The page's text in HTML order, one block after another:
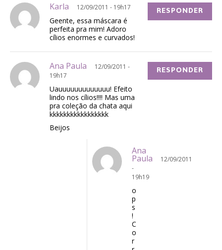
Karla 12/09/2011 - 19h17
Geente, essa máscara é
perfeita pra mim! Adoro
cílios enormes e curvados!
RESPONDER
Ana Paula
12/09/2011 -
19h17
Uauuuuuuuuuuuuu! Efeito
lindo nos cílios!!!! Mas uma
pra coleção da chata aqui
kkkkkkkkkkkkkkkkk
Beijos
RESPONDER
Ana
Paula
12/09/2011
-
19h19
o
p
s
!
C
o
r